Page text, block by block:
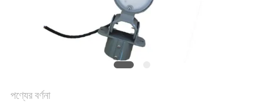
পণ্যের বর্ণনা